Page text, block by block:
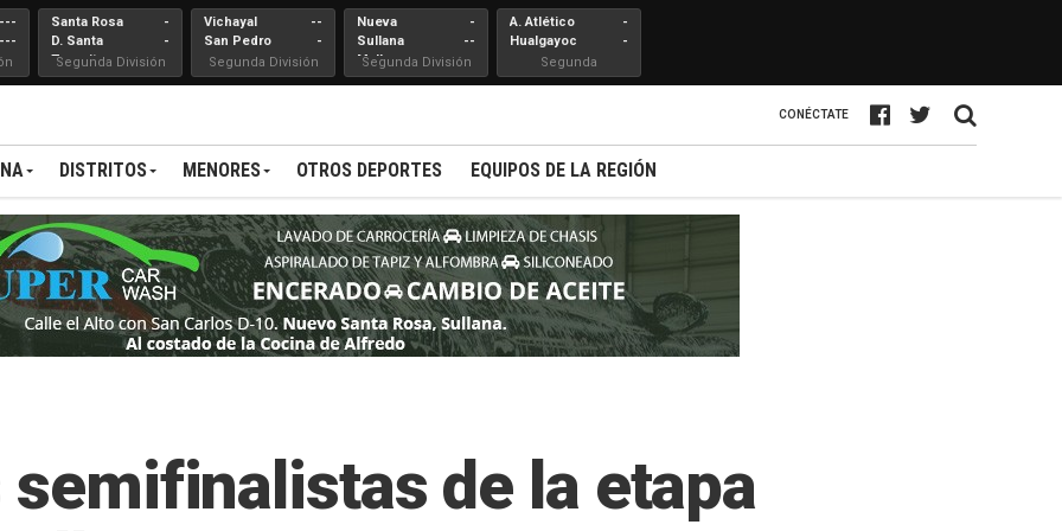
---
---
Santa Rosa
D. Santa
Teresita
-
-
Segunda División
Vichayal
San Pedro
--
-
Segunda División
Nueva
Sullana
Mallares
-
--
Segunda División
A. Atlético
Hualgayoc
-
-
Segunda
Profesional
CONÉCTATE
DISTRITOS MENORES OTROS DEPORTES EQUIPOS DE LA REGIÓN
de la etapa